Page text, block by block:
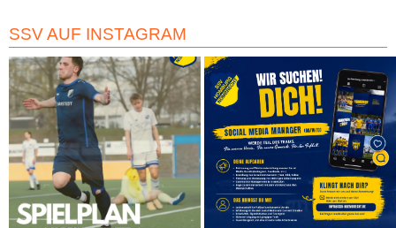
SSV AUF INSTAGRAM